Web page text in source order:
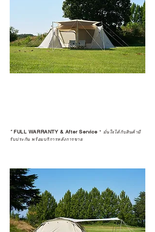
*FULL WARRANTY & After Service * มั่นใจได้กับสินค้ามี
รับประกัน พร้อมบริการหลังการขาย